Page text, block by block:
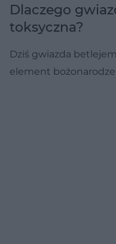
Dlaczego
toksyczna?
Dziś gwiazda
element